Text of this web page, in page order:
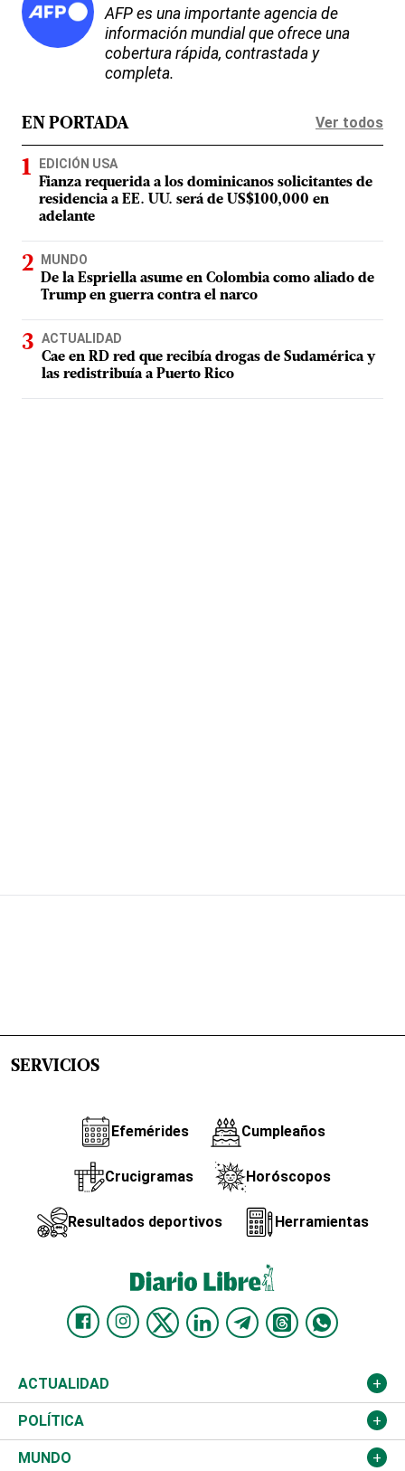
AFP es una importante agencia de
información mundial que ofrece una
cobertura rápida, contrastada y
completa.
EN PORTADA Ver todos
EDICIÓN USA
Fianza requerida a los dominicanos solicitantes de
residencia a EE. UU. será de US$100,000 en
adelante
MUNDO
De la Espriella asume en Colombia como aliado de
Trump en guerra contra el narco
ACTUALIDAD
Cae en RD red que recibía drogas de Sudamérica y
las redistribuía a Puerto Rico
SERVICIOS
Efemérides Cumpleaños
Crucigramas Horóscopos
Resultados deportivos Herramientas
ACTUALIDAD
Nacional
Ciudad
POLÍTICA
Partidos
MUNDO